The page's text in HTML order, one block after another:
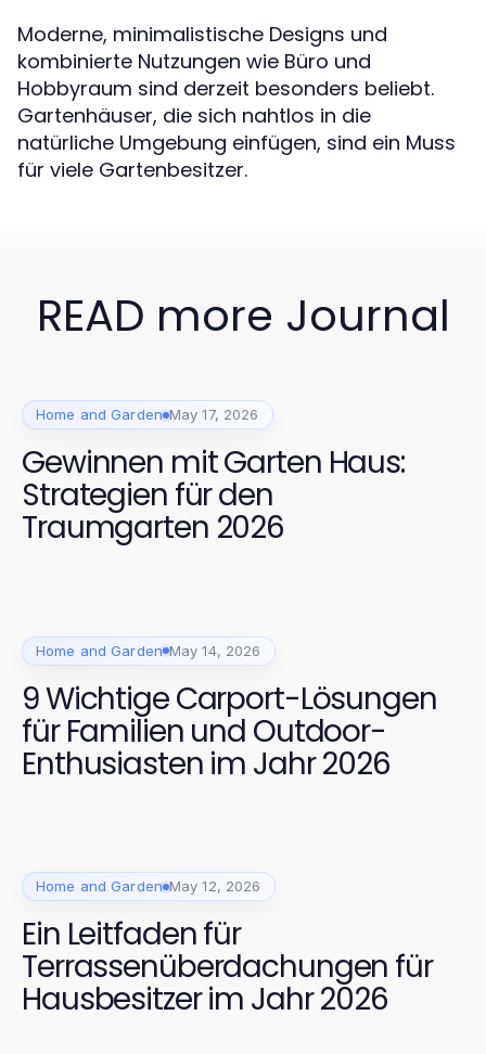
Moderne, minimalistische Designs und
kombinierte Nutzungen wie Büro und
Hobbyraum sind derzeit besonders beliebt.
Gartenhäuser, die sich nahtlos in die
natürliche Umgebung einfügen, sind ein Muss
für viele Gartenbesitzer.
READ more Journal
Home and Garden May 17, 2026
Gewinnen mit Garten Haus:
Strategien für den
Traumgarten 2026
Home and Garden May 14, 2026
9 Wichtige Carport-Lösungen
für Familien und Outdoor-
Enthusiasten im Jahr 2026
Home and Garden May 12, 2026
Ein Leitfaden für
Terrassenüberdachungen für
Hausbesitzer im Jahr 2026